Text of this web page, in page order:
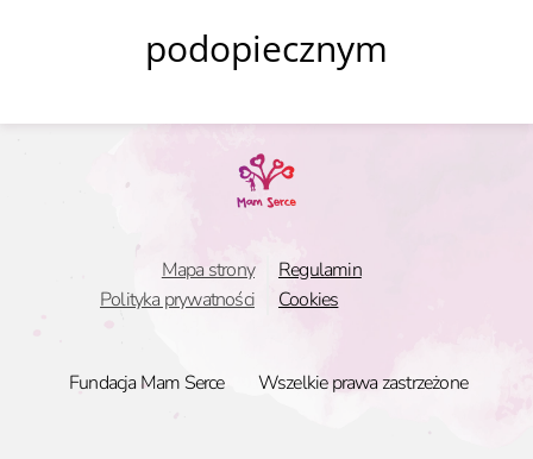
podopiecznym
Mapa strony
Polityka prywatności
Regulamin
Cookies
Fundacja Mam Serce Wszelkie prawa zastrzeżone